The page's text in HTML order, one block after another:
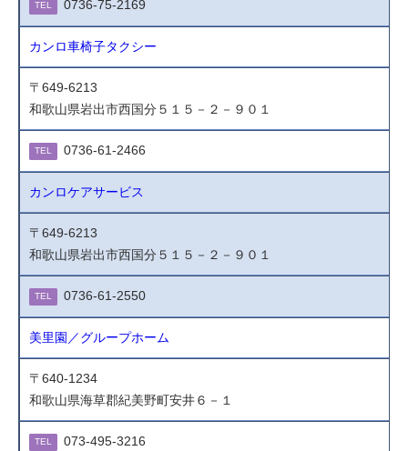
TEL 0736-75-2169
カンロ車椅子タクシー
〒649-6213
和歌山県岩出市西国分５１５－２－９０１
TEL 0736-61-2466
カンロケアサービス
〒649-6213
和歌山県岩出市西国分５１５－２－９０１
TEL 0736-61-2550
美里園／グループホーム
〒640-1234
和歌山県海草郡紀美野町安井６－１
TEL 073-495-3216